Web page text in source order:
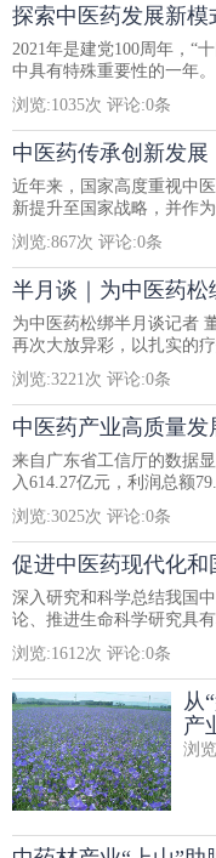
探索中医药发展新模
2021年是建党100周年，“
中具有特殊重要性的一年
浏览:1035次 评论:0条
中医药传承创新发
近年来，国家高度重视中
新提升至国家战略，并作
浏览:867次 评论:0条
半月谈｜为中医药松
为中医药松绑半月谈记者
再次大放异彩，以扎实的
浏览:3221次 评论:0条
中医药产业高质量
来自广东省工信厅的数据
入614.27亿元，利润总额
浏览:3025次 评论:0条
促进中医药现代化和
深入研究和科学总结我国
论、推进生命科学研究具
浏览:1612次 评论:0条
从
产
浏